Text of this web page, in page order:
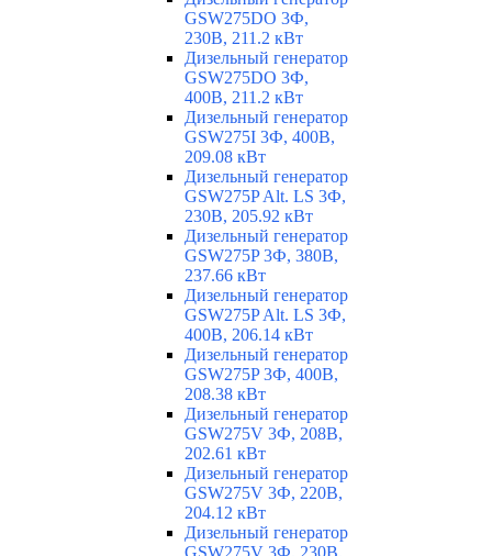
GSW275DO 3Ф,
230В, 211.2 кВт
Дизельный генератор
GSW275DO 3Ф,
400В, 211.2 кВт
Дизельный генератор
GSW275I 3Ф, 400В,
209.08 кВт
Дизельный генератор
GSW275P Alt. LS 3Ф,
230В, 205.92 кВт
Дизельный генератор
GSW275P 3Ф, 380В,
237.66 кВт
Дизельный генератор
GSW275P Alt. LS 3Ф,
400В, 206.14 кВт
Дизельный генератор
GSW275P 3Ф, 400В,
208.38 кВт
Дизельный генератор
GSW275V 3Ф, 208В,
202.61 кВт
Дизельный генератор
GSW275V 3Ф, 220В,
204.12 кВт
Дизельный генератор